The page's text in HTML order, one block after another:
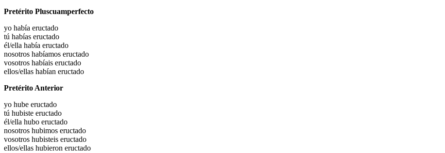
Pretérito Pluscuamperfecto
yo había eructado
tú habías eructado
él/ella había eructado
nosotros habíamos eructado
vosotros habíais eructado
ellos/ellas habían eructado
Pretérito Anterior
yo hube eructado
tú hubiste eructado
él/ella hubo eructado
nosotros hubimos eructado
vosotros hubisteis eructado
ellos/ellas hubieron eructado